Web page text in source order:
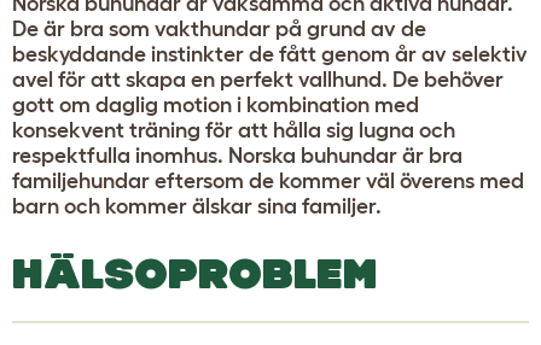
De är bra som vakthundar på grund av de
beskyddande instinkter de fått genom år av selektiv
avel för att skapa en perfekt vallhund. De behöver
gott om daglig motion i kombination med
konsekvent träning för att hålla sig lugna och
respektfulla inomhus. Norska buhundar är bra
familjehundar eftersom de kommer väl överens med
barn och kommer älskar sina familjer.
HÄLSOPROBLEM